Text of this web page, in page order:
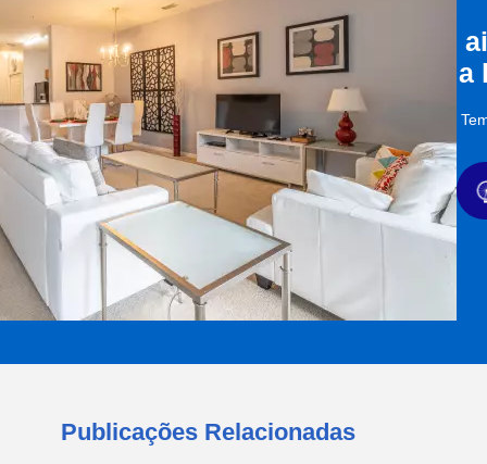
a
Publicações Relacionadas